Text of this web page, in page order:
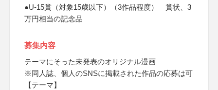
●U-15賞（対象15歳以下）（3作品程度） 賞状、3
万円相当の記念品
募集内容
テーマにそった未発表のオリジナル漫画
※同人誌、個人のSNSに掲載された作品の応募は可
【テーマ】